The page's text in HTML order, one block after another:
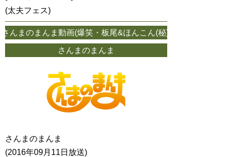
(太夫フェス)
まのまんま動画(爆笑・板尾&ほんこん(秘)家族、同期芸人
さんまのまんま
さんまのまんま
(2016年09月11日放送)